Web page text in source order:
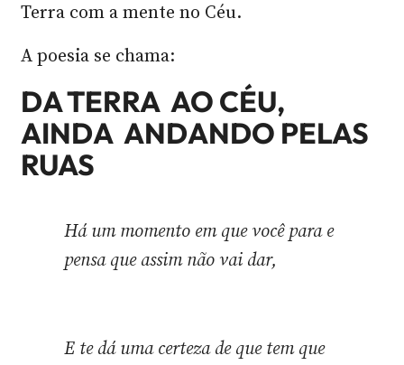
Terra com a mente no Céu.
A poesia se chama:
DA TERRA AO CÉU,
AINDA ANDANDO PELAS
RUAS
Há um momento em que você para e
pensa que assim não vai dar,
E te dá uma certeza de que tem que